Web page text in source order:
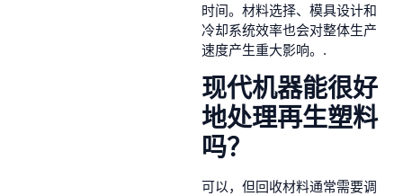
时间。材料选择、模具设计和
冷却系统效率也会对整体生产
速度产生重大影响。.
现代机器能很好
地处理再生塑料
吗？
可以，但回收材料通常需要调